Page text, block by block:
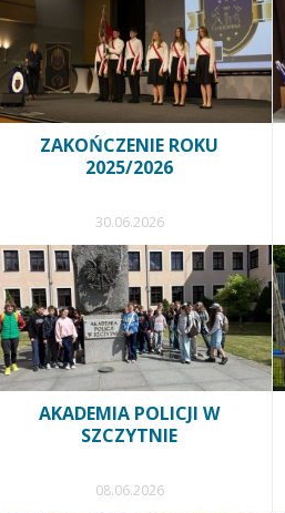
ZAKOŃCZENIE ROKU
2025/2026
30.06.2026
AKADEMIA POLICJI W
SZCZYTNIE
08.06.2026